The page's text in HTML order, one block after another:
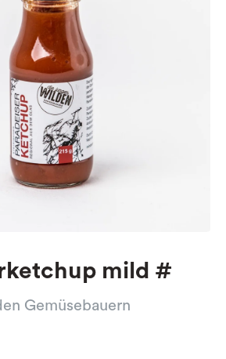
mild #
Gemüsebauern